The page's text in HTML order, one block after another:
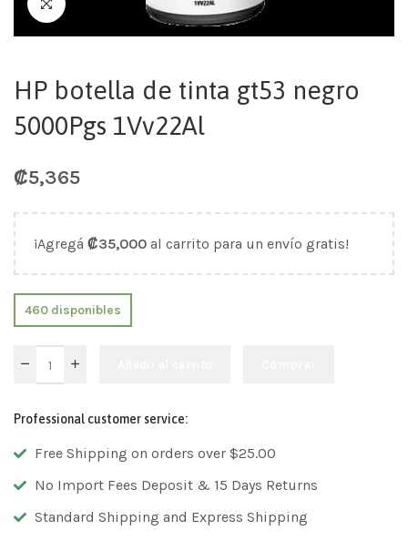
HP botella de tinta gt53 negro
5000Pgs 1Vv22Al
₡5,365
¡Agregá ₡35,000 al carrito para un envío gratis!
460 disponibles
Professional customer service:
Free Shipping on orders over $25.00
No Import Fees Deposit & 15 Days Returns
Standard Shipping and Express Shipping